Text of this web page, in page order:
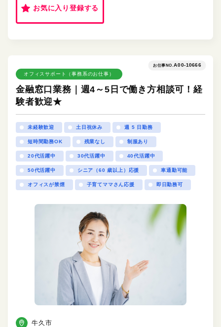
お気に入り登録する
お仕事NO.A00-10666
オフィスサポート（事務系のお仕事）
金融窓口業務｜週4～5日で働き方相談可！経
験者歓迎★
未経験歓迎 土日祝休み 週 5 日勤務
短時間勤務OK 残業なし 制服あり
20代活躍中 30代活躍中 40代活躍中
50代活躍中 シニア（60 歳以上）応援 車通勤可能
オフィスが禁煙 子育てママさん応援 即日勤務可
牛久市